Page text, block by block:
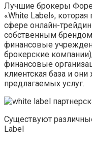
Лучшие брокеры
«White Label»,
сфере онлайн-
собственным
финансовые
брокерские
финансовые
клиентская база и
предлагаемых услуг.
Существуют
Label